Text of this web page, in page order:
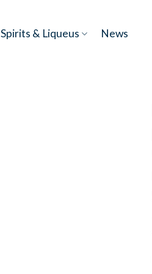
Spirits & Liqueus News